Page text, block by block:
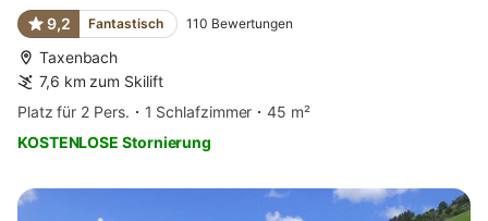
9,2 Fantastisch 110 Bewertungen
Taxenbach
7,6 km zum Skilift
Platz für 2 Pers.
1 Schlafzimmer
45 m²
KOSTENLOSE Stornierung